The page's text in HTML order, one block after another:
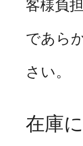
客様負
であら
さい。
在庫